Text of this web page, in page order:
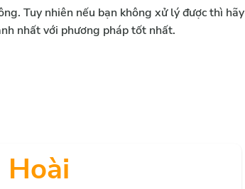
Tuy nhiên nếu bạn không xử lý được thì hãy
nhất với phương pháp tốt nhất.